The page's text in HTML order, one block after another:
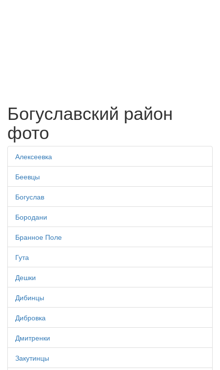
Богуславский район
фото
Алексеевка
Беевцы
Богуслав
Бородани
Бранное Поле
Гута
Дешки
Дибинцы
Дибровка
Дмитренки
Закутинцы